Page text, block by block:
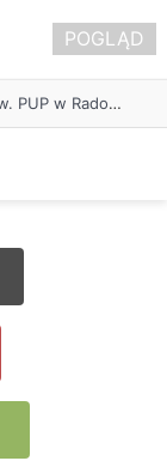
Około 90 tys. zł na szkolenia pracowników. PUP w Radomsku ogłasza nabór wniosków
POGLĄD